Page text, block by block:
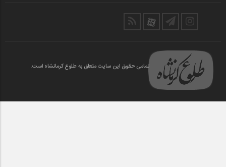
تمامی حقوق این سایت متعلق به طلوع کرمانشاه است.